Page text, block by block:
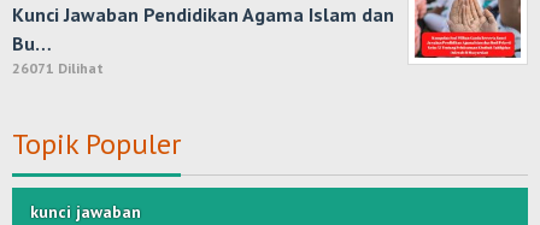
Kunci Jawaban Pendidikan Agama Islam dan
Bu…
26071 Dilihat
Topik Populer
kunci jawaban